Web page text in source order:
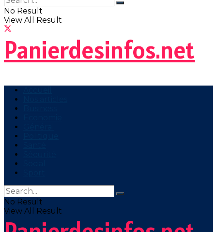
No Result
View All Result
Panierdesinfos.net
No Result
View All Result